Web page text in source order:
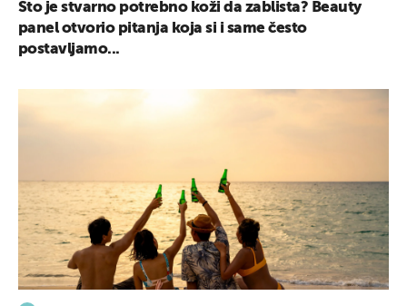
Što je stvarno potrebno koži da zablista? Beauty
panel otvorio pitanja koja si i same često
postavljamo...